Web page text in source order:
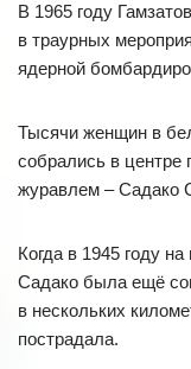
В 1965 году
в траурных
ядерной
Тысячи женщин в
собрались в центре
журавлем – Садако
Когда в 1945 году
Садако была ещё
в нескольких
пострадала.